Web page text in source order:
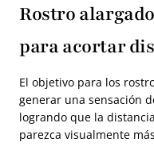
Rostro
para acortar
El objetivo para los
generar una sensación
logrando que la
parezca visualmente